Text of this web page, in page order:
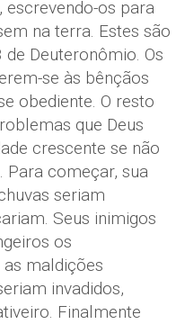
os para
na terra. Estes são
Deuteronômio. Os
se às bênçãos
obediente. O resto
que Deus
crescente se não
Para começar, sua
seriam
Seus inimigos
os
maldições
invadidos,
Finalmente